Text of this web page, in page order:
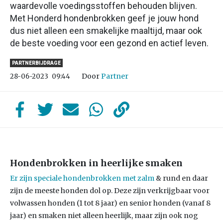
waardevolle voedingsstoffen behouden blijven.
Met Honderd hondenbrokken geef je jouw hond
dus niet alleen een smakelijke maaltijd, maar ook
de beste voeding voor een gezond en actief leven.
PARTNERBIJDRAGE
28-06-2023 09:44 DoorPartner
Hondenbrokken in heerlijke smaken
Er zijn speciale hondenbrokken met zalm & rund en daar
zijn de meeste honden dol op. Deze zijn verkrijgbaar voor
volwassen honden (1 tot 8 jaar) en senior honden (vanaf 8
jaar) en smaken niet alleen heerlijk, maar zijn ook nog